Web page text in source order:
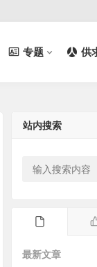
专题 供
站内搜索
最新文章